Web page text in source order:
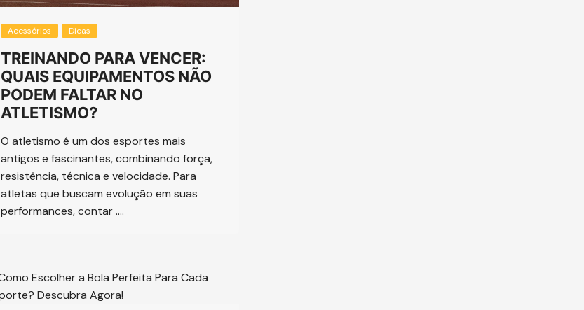
Acessórios Dicas
TREINANDO PARA VENCER:
QUAIS EQUIPAMENTOS NÃO
PODEM FALTAR NO
ATLETISMO?
O atletismo é um dos esportes mais
antigos e fascinantes, combinando força,
resistência, técnica e velocidade. Para
atletas que buscam evolução em suas
performances, contar ….